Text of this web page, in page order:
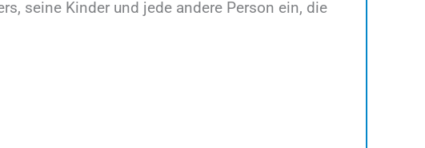
seine Kinder und jede andere Person ein, die